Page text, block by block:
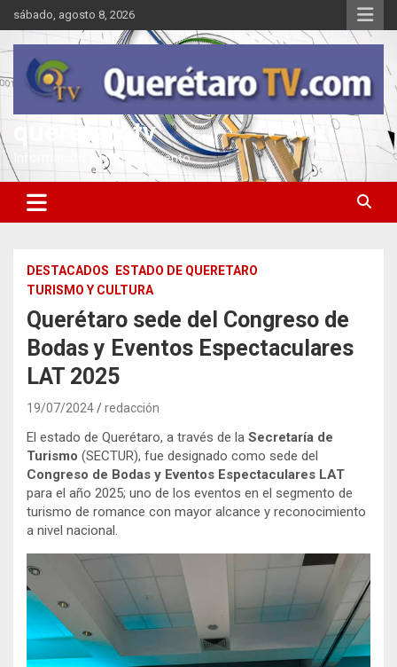
Saltar
al
contenido
sábado, agosto 8, 2026
queretarotv
Información y entretenimiento
DESTACADOS
ESTADO DE QUERETARO
TURISMO Y CULTURA
Querétaro sede del Congreso de
Bodas y Eventos Espectaculares
LAT 2025
19/07/2024 redacción
El estado de Querétaro, a través de la Secretaría de
Turismo (SECTUR), fue designado como sede del
Congreso de Bodas y Eventos Espectaculares LAT
para el año 2025; uno de los eventos en el segmento de
turismo de romance con mayor alcance y reconocimiento
a nivel nacional.